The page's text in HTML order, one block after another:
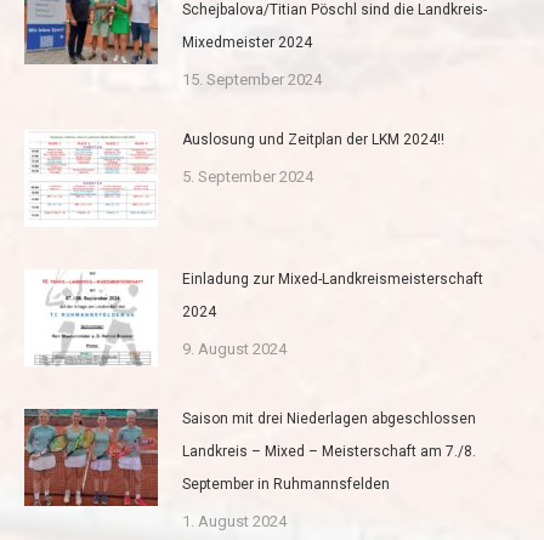
Schejbalova/Titian Pöschl sind die Landkreis-
Mixedmeister 2024
15. September 2024
Auslosung und Zeitplan der LKM 2024!!
5. September 2024
Einladung zur Mixed-Landkreismeisterschaft
2024
9. August 2024
Saison mit drei Niederlagen abgeschlossen
Landkreis – Mixed – Meisterschaft am 7./8.
September in Ruhmannsfelden
1. August 2024